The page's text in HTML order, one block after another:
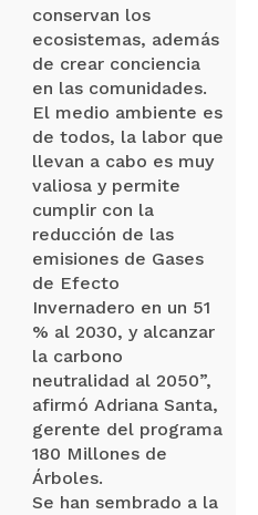
conservan los
ecosistemas, además
de crear conciencia
en las comunidades.
El medio ambiente es
de todos, la labor que
llevan a cabo es muy
valiosa y permite
cumplir con la
reducción de las
emisiones de Gases
de Efecto
Invernadero en un 51
% al 2030, y alcanzar
la carbono
neutralidad al 2050”,
afirmó Adriana Santa,
gerente del programa
180 Millones de
Árboles.
Se han sembrado a la